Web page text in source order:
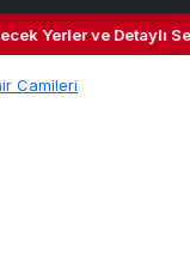
Yerler ve Detaylı
Camileri